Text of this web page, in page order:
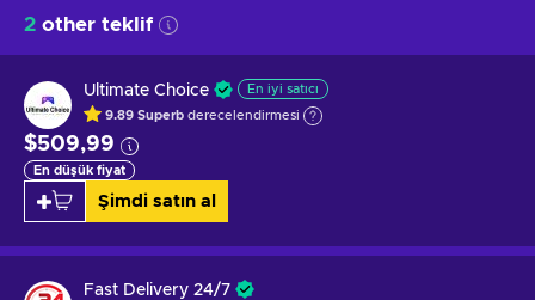
2 other teklif
Ultimate Choice En iyi satıcı
9.89 Superb derecelendirmesi
$509,99
En düşük fiyat
Şimdi satın al
Fast Delivery 24/7